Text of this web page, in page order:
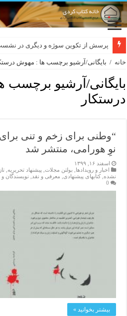
پرسش از تکوین سوژه و دیگری در
خانه / بایگانی/آرشیو برچسب ها : مهوش
بایگانی/آرشیو برچسب
درستکار
“وطنی برای زخم و تنی
نوِ هورامی، منتشر شد
اسفند ۱۶, ۱۳۹۹
اخبار و رویدادها
بولتن مجلات پیشنهاد تحریریه ,
نشده ,کتابهای پیشنهادی معرفی و نقد
نویسندگان
0
بیشتر بخوانید »